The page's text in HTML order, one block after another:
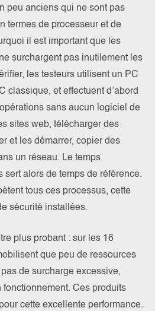
peu anciens qui ne sont pas
termes de processeur et de
il est important que les
surchargent pas inutilement les
les testeurs utilisent un PC
classique, et effectuent d’abord
sans aucun logiciel de
sites web, télécharger des
et les démarrer, copier des
un réseau. Le temps
sert alors de temps de référence.
tous ces processus, cette
sécurité installées.
plus probant : sur les 16
que peu de ressources
de surcharge excessive,
fonctionnement. Ces produits
cette excellente performance.